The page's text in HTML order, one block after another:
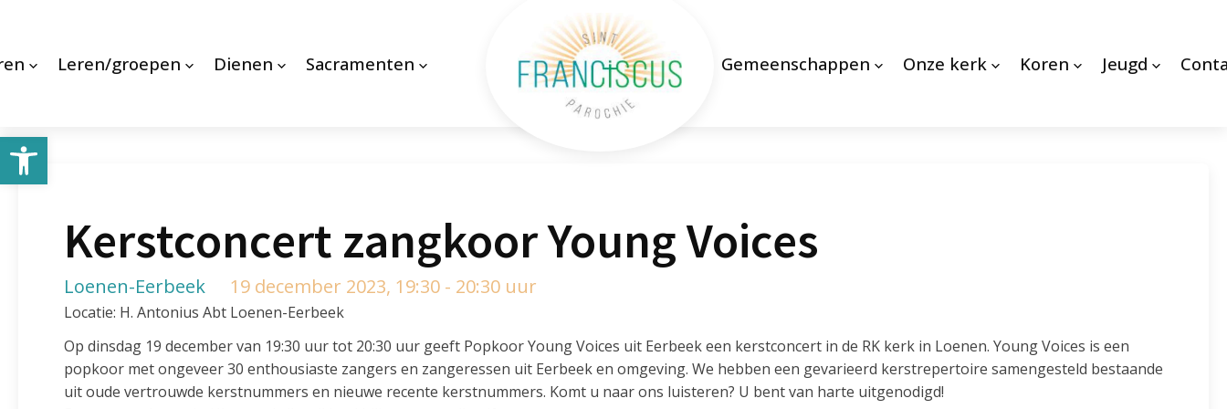
Toolbar openen
Leren/groepen Dienen Sacramenten Gemeenschappen Onze kerk Koren Jeugd
Kerstconcert zangkoor Young Voices
Loenen-Eerbeek 19 december 2023, 19:30 - 20:30 uur
Locatie: H. Antonius Abt Loenen-Eerbeek
Op dinsdag 19 december van 19:30 uur tot 20:30 uur geeft Popkoor Young Voices uit Eerbeek een kerstconcert in de RK kerk in Loenen. Young Voices is een
popkoor met ongeveer 30 enthousiaste zangers en zangeressen uit Eerbeek en omgeving. We hebben een gevarieerd kerstrepertoire samengesteld bestaande
uit oude vertrouwde kerstnummers en nieuwe recente kerstnummers. Komt u naar ons luisteren? U bent van harte uitgenodigd!